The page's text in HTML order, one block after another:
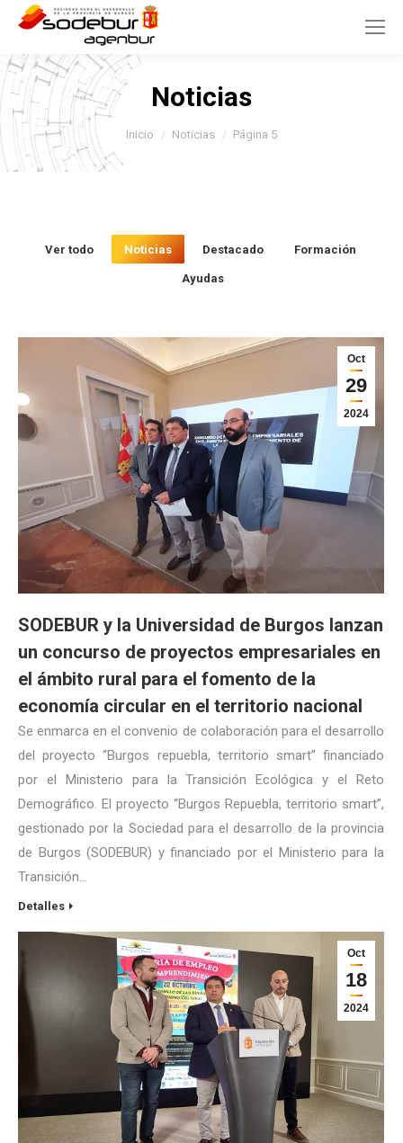
Noticias
Estás aquí: Inicio Noticias Página 5
Ver todo Noticias Destacado Formación
Ayudas
Oct
29
2024
SODEBUR y la Universidad de Burgos lanzan
un concurso de proyectos empresariales en
el ámbito rural para el fomento de la
economía circular en el territorio nacional
Se enmarca en el convenio de colaboración para el desarrollo
del proyecto “Burgos repuebla, territorio smart” financiado
por el Ministerio para la Transición Ecológica y el Reto
Demográfico. El proyecto “Burgos Repuebla, territorio smart”,
gestionado por la Sociedad para el desarrollo de la provincia
de Burgos (SODEBUR) y financiado por el Ministerio para la
Transición…
Detalles
Oct
18
2024